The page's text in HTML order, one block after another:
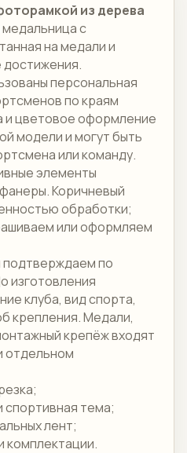
из дерева
с
на медали и
персональная
по краям
и цветовое оформление
модели и могут быть
или команду.
элементы
Коричневый
обработки;
или оформляем
по
изготовления
клуба, вид спорта,
крепления. Медали,
крепёж входят
отдельном
спортивная тема;
лент;
комплектации.